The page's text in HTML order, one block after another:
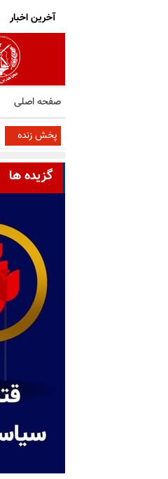
نمی‌شود؛ هیچ گفتگویی با حوثی‌ها در مسقط
آخرین اخبار
صفحه اصلی
پخش زنده
گزیده ها